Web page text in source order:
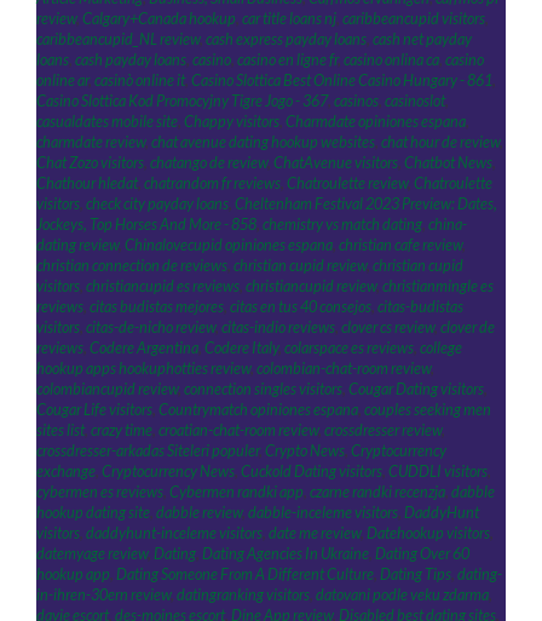
review, Calgary+Canada hookup, car title loans nj, caribbeancupid visitors,
caribbeancupid_NL review, cash express payday loans, cash net payday
loans, cash payday loans, casino, casino en ligne fr, casino onlina ca, casino
online ar, casinò online it, Casino Slottica Best Online Casino Hungary - 861,
Casino Slottica Kod Promocyjny Tigre Jogo - 367, casinos, casinoslot,
casualdates mobile site, Chappy visitors, Charmdate opiniones espana,
charmdate review, chat avenue dating hookup websites, chat hour de review,
Chat Zozo visitors, chatango de review, ChatAvenue visitors, Chatbot News,
Chathour hledat, chatrandom fr reviews, Chatroulette review, Chatroulette
visitors, check city payday loans, Cheltenham Festival 2023 Preview: Dates,
Jockeys, Top Horses And More - 858, chemistry vs match dating, china-
dating review, Chinalovecupid opiniones espana, christian cafe review,
christian connection de reviews, christian cupid review, christian cupid
visitors, christiancupid es reviews, christiancupid review, christianmingle es
reviews, citas budistas mejores, citas en tus 40 consejos, citas-budistas
visitors, citas-de-nicho review, citas-indio reviews, clover cs review, clover de
reviews, Codere Argentina, Codere Italy, colarspace es reviews, college
hookup apps hookuphotties review, colombian-chat-room review,
colombiancupid review, connection singles visitors, Cougar Dating visitors,
Cougar Life visitors, Countrymatch opiniones espana, couples seeking men
sites list, crazy time, croatian-chat-room review, crossdresser review,
crossdresser-arkadas Siteleri populer, Crypto News, Cryptocurrency
exchange, Cryptocurrency News, Cuckold Dating visitors, CUDDLI visitors,
cybermen es reviews, Cybermen randki app, czarne randki recenzja, dabble
hookup dating site, dabble review, dabble-inceleme visitors, DaddyHunt
visitors, daddyhunt-inceleme visitors, date me review, Datehookup visitors,
datemyage review, Dating, Dating Agencies In Ukraine, Dating Over 60
hookup app, Dating Someone From A Different Culture, Dating Tips, dating-
in-ihren-30ern review, datingranking visitors, datovani podle veku zdarma,
davie escort, des-moines escort, Dine App review, Disabled best dating sites,